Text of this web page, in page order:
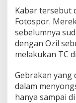
Kabar tersebut
Fotospor.
sebelumnya
dengan Ozil
melakukan TC
Gebrakan yang
dalam
hanya sampai